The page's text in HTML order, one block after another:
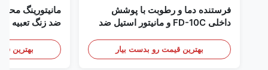
فرستنده دما و رطوبت با پوشش
داخلی FD-10C و مانیتور استیل ضد
بهترین قیمت رو بدست بیار
مانیتورینگ محیطی
بهترین قیمت